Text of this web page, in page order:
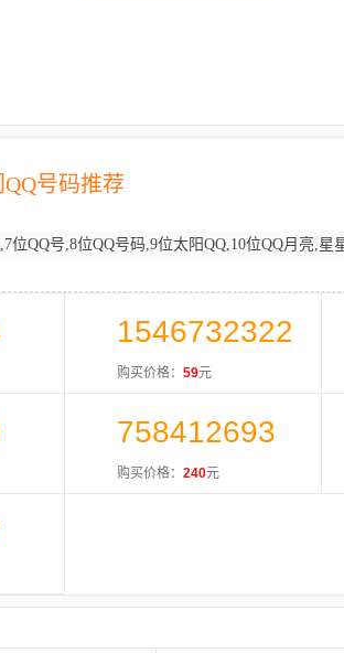
QQ号码推荐
位QQ号,8位QQ号码,9位太阳QQ,10位QQ月亮,星
1546732322
购买价格： 59元
758412693
购买价格： 240元